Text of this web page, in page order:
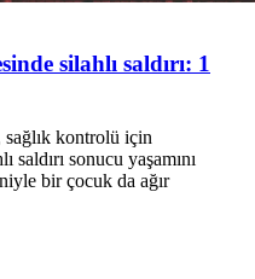
silahlı saldırı: 1
sağlık kontrolü için
saldırı sonucu yaşamını
bir çocuk da ağır